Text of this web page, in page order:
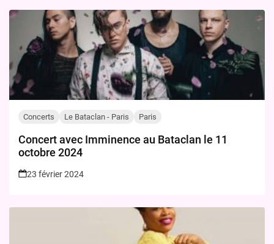
Concerts Le Bataclan - Paris Paris
Concert avec Imminence au Bataclan le 11
octobre 2024
23 février 2024